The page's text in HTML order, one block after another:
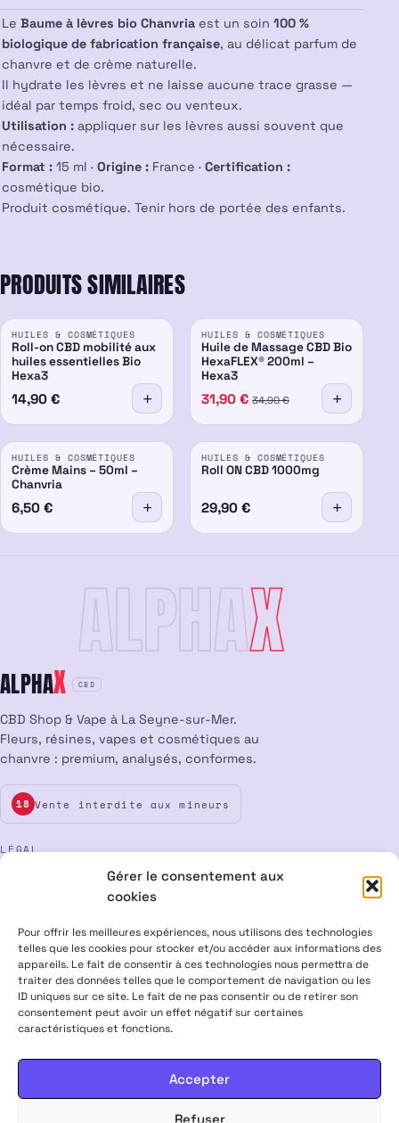
Gérer le consentement aux
cookies
Pour offrir les meilleures expériences, nous utilisons des technologies
telles que les cookies pour stocker et/ou accéder aux informations des
appareils. Le fait de consentir à ces technologies nous permettra de
traiter des données telles que le comportement de navigation ou les
ID uniques sur ce site. Le fait de ne pas consentir ou de retirer son
consentement peut avoir un effet négatif sur certaines
caractéristiques et fonctions.
Accepter
Refuser
Le Baume à lèvres bio Chanvria est un soin 100 %
biologique de fabrication française, au délicat parfum de
chanvre et de crème naturelle.
Il hydrate les lèvres et ne laisse aucune trace grasse —
idéal par temps froid, sec ou venteux.
Utilisation : appliquer sur les lèvres aussi souvent que
nécessaire.
Format : 15 ml · Origine : France · Certification :
cosmétique bio.
Produit cosmétique. Tenir hors de portée des enfants.
PRODUITS SIMILAIRES
HUILES & COSMÉTIQUES
Roll-on CBD mobilité aux
huiles essentielles Bio
Hexa3
14,90 €
HUILES & COSMÉTIQUES
Huile de Massage CBD Bio
HexaFLEX® 200ml –
Hexa3
31,90 € 34,90€
HUILES & COSMÉTIQUES
Crème Mains – 50ml –
Chanvria
6,50 €
HUILES & COSMÉTIQUES
Roll ON CBD 1000mg
29,90 €
ALPHAX
ALPHAX CBD
CBD Shop & Vape à La Seyne-sur-Mer.
Fleurs, résines, vapes et cosmétiques au
chanvre : premium, analysés, conformes.
18 Vente interdite aux mineurs
LÉGAL
CGV Confidentialité
Cookies
ALPHA X CBD Shop © 2026 · Tous droits réservés
Visa
Mastercard CB
PRODUITS CONTENANT MOINS DE 0,3 % DE THC, CONFORMES À LA
INTERDITS AUX FEMMES ENCEINTES & ALLAITANTES · NE PAS
CONDUIRE APRÈS USAGE · VENTE INTERDITE AUX MINEURS